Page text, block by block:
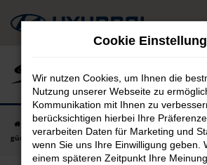
Zum
Hauptinhalt
Startseite Rosenheim Hyundai
Hyundai
günstig kaufen
Cookie
Wir nutzen Cookies, um Ihnen die
Nutzung unserer Webseite zu
Kommunikation mit Ihnen zu
berücksichtigen hierbei Ihre
verarbeiten Daten für Marketing und
wenn Sie uns Ihre Einwilligung geben.
einem späteren Zeitpunkt Ihre